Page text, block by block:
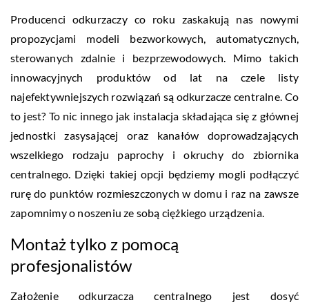
Producenci odkurzaczy co roku zaskakują nas nowymi
propozycjami modeli bezworkowych, automatycznych,
sterowanych zdalnie i bezprzewodowych. Mimo takich
innowacyjnych produktów od lat na czele listy
najefektywniejszych rozwiązań są odkurzacze centralne. Co
to jest? To nic innego jak instalacja składająca się z głównej
jednostki zasysającej oraz kanałów doprowadzających
wszelkiego rodzaju paprochy i okruchy do zbiornika
centralnego. Dzięki takiej opcji będziemy mogli podłączyć
rurę do punktów rozmieszczonych w domu i raz na zawsze
zapomnimy o noszeniu ze sobą ciężkiego urządzenia.
Montaż tylko z pomocą
profesjonalistów
Założenie odkurzacza centralnego jest dosyć